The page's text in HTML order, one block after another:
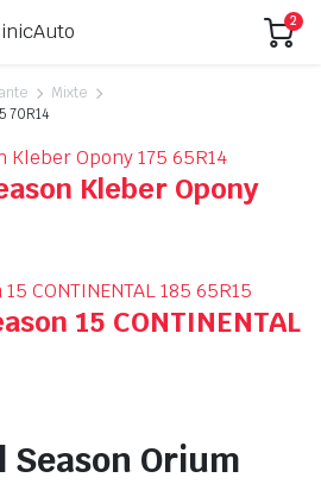
2
Mixte
70R14
Kleber Opony
15 CONTINENTAL
Orium